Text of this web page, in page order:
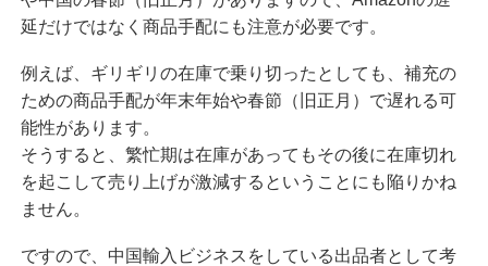
延だけではなく商品手配にも注意が必要です。
例えば、ギリギリの在庫で乗り切ったとしても、補充の
ための商品手配が年末年始や春節（旧正月）で遅れる可
能性があります。
そうすると、繁忙期は在庫があってもその後に在庫切れ
を起こして売り上げが激減するということにも陥りかね
ません。
ですので、中国輸入ビジネスをしている出品者として考